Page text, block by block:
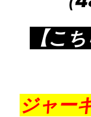
【こ
ジャー